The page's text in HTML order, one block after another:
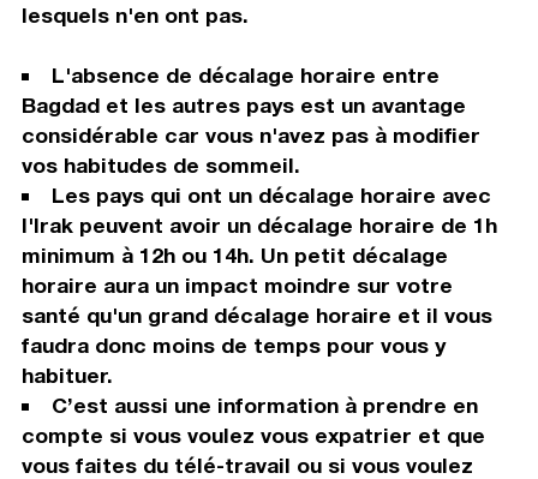
lesquels n'en ont pas.
L'absence de décalage horaire entre
Bagdad et les autres pays est un avantage
considérable car vous n'avez pas à modifier
vos habitudes de sommeil.
Les pays qui ont un décalage horaire avec
l'Irak peuvent avoir un décalage horaire de 1h
minimum à 12h ou 14h. Un petit décalage
horaire aura un impact moindre sur votre
santé qu'un grand décalage horaire et il vous
faudra donc moins de temps pour vous y
habituer.
C’est aussi une information à prendre en
compte si vous voulez vous expatrier et que
vous faites du télé-travail ou si vous voulez